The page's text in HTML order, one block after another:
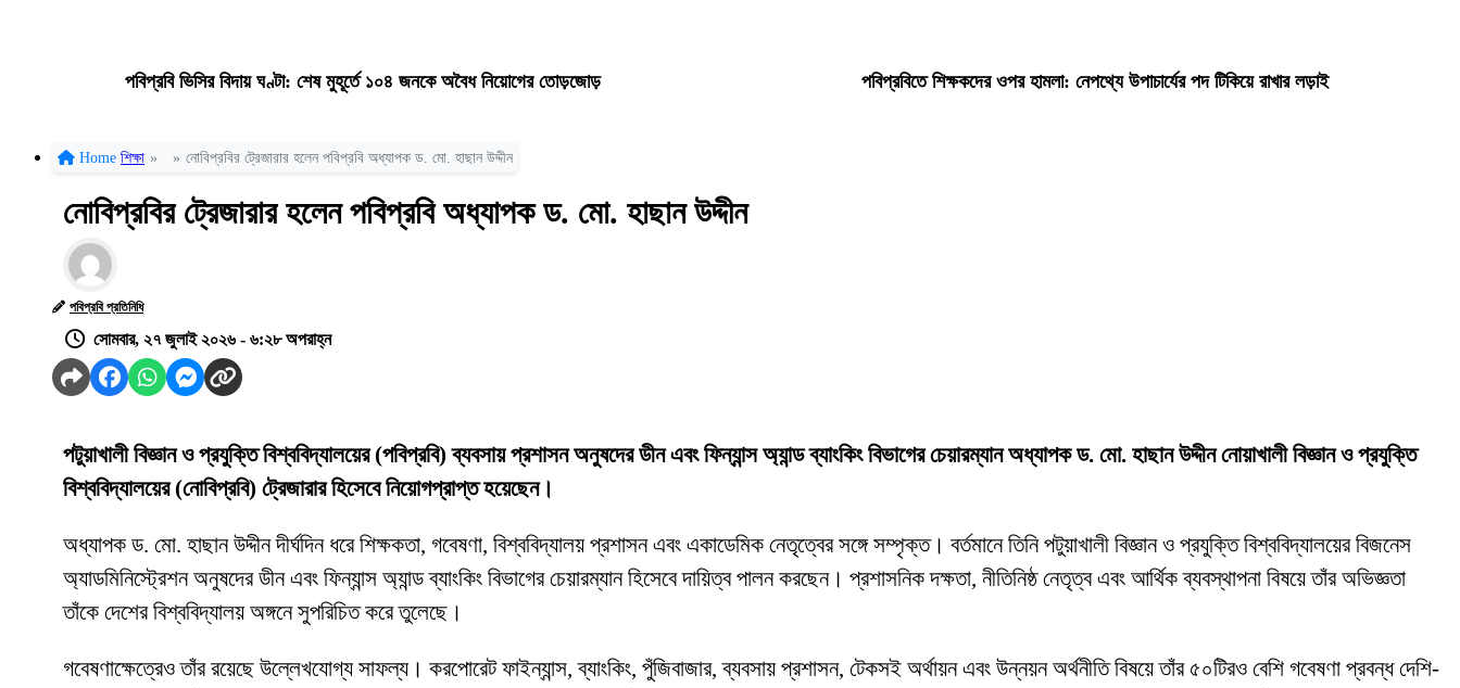
পবিপ্রবি ভিসির বিদায় ঘণ্টা: শেষ মুহূর্তে ১০৪ জনকে অবৈধ নিয়োগের তোড়জোড় পবিপ্রবিতে শিক্ষকদের ওপর হামলা: নেপথ্যে উপাচার্যের পদ টিকিয়ে রাখার লড়াই
Home শিক্ষা » » নোবিপ্রবির ট্রেজারার হলেন পবিপ্রবি অধ্যাপক ড. মো. হাছান উদ্দীন
নোবিপ্রবির ট্রেজারার হলেন পবিপ্রবি অধ্যাপক ড. মো. হাছান উদ্দীন
পবিপ্রবি প্রতিনিধি
সোমবার, ২৭ জুলাই ২০২৬ - ৬:২৮ অপরাহ্ন
পটুয়াখালী বিজ্ঞান ও প্রযুক্তি বিশ্ববিদ্যালয়ের (পবিপ্রবি) ব্যবসায় প্রশাসন অনুষদের ডীন এবং ফিন্যান্স অ্যান্ড ব্যাংকিং বিভাগের চেয়ারম্যান অধ্যাপক ড. মো. হাছান উদ্দীন নোয়াখালী বিজ্ঞান ও প্রযুক্তি
বিশ্ববিদ্যালয়ের (নোবিপ্রবি) ট্রেজারার হিসেবে নিয়োগপ্রাপ্ত হয়েছেন।
অধ্যাপক ড. মো. হাছান উদ্দীন দীর্ঘদিন ধরে শিক্ষকতা, গবেষণা, বিশ্ববিদ্যালয় প্রশাসন এবং একাডেমিক নেতৃত্বের সঙ্গে সম্পৃক্ত। বর্তমানে তিনি পটুয়াখালী বিজ্ঞান ও প্রযুক্তি বিশ্ববিদ্যালয়ের বিজনেস
অ্যাডমিনিস্ট্রেশন অনুষদের ডীন এবং ফিন্যান্স অ্যান্ড ব্যাংকিং বিভাগের চেয়ারম্যান হিসেবে দায়িত্ব পালন করছেন। প্রশাসনিক দক্ষতা, নীতিনিষ্ঠ নেতৃত্ব এবং আর্থিক ব্যবস্থাপনা বিষয়ে তাঁর অভিজ্ঞতা
তাঁকে দেশের বিশ্ববিদ্যালয় অঙ্গনে সুপরিচিত করে তুলেছে।
গবেষণাক্ষেত্রেও তাঁর রয়েছে উল্লেখযোগ্য সাফল্য। করপোরেট ফাইন্যান্স, ব্যাংকিং, পুঁজিবাজার, ব্যবসায় প্রশাসন, টেকসই অর্থায়ন এবং উন্নয়ন অর্থনীতি বিষয়ে তাঁর ৫০টিরও বেশি গবেষণা প্রবন্ধ দেশি-